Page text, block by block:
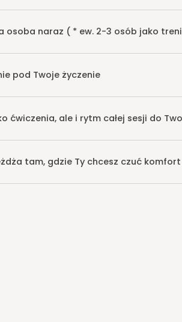
osoba naraz ( * ew. 2-3 osób jako
pod Twoje życzenie
ćwiczenia, ale i rytm całej sesji do
tam, gdzie Ty chcesz czuć